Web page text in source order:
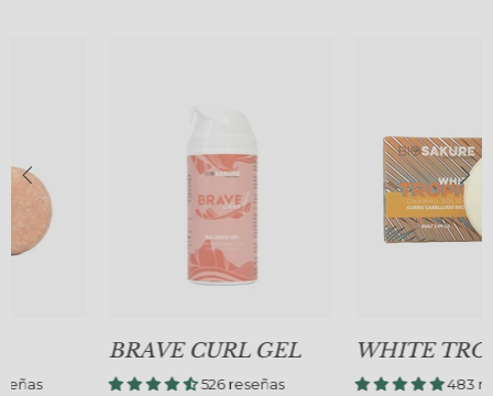
BRAVE CURL GEL
526 reseñas
WHITE TROPIC
483 reseñas